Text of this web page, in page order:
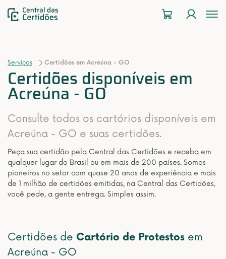
Serviços Certidões em Acreúna - GO
Certidões disponíveis em
Acreúna - GO
Consulte todos os cartórios disponíveis em
Acreúna - GO e suas certidões.
Peça sua certidão pela Central das Certidões e receba em
qualquer lugar do Brasil ou em mais de 200 países. Somos
pioneiros no setor com quase 20 anos de experiência e mais
de 1 milhão de certidões emitidas, na Central das Certidões,
você pede, a gente entrega. Simples assim.
Certidões de Cartório de Protestos em
Acreúna - GO